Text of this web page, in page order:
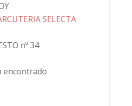
SELECTA
nº 34
encontrado